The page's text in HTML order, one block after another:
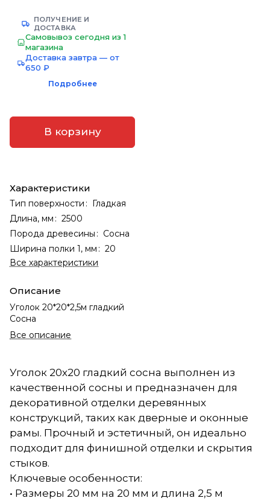
ПОЛУЧЕНИЕ И
ДОСТАВКА
Самовывоз сегодня из 1
магазина
Доставка завтра — от
650 ₽
Подробнее
В корзину
Характеристики
Тип поверхности : Гладкая
Длина, мм : 2500
Порода древесины : Сосна
Ширина полки 1, мм : 20
Все характеристики
Описание
Уголок 20*20*2,5м гладкий
Сосна
Все описание
Уголок 20х20 гладкий сосна выполнен из
качественной сосны и предназначен для
декоративной отделки деревянных
конструкций, таких как дверные и оконные
рамы. Прочный и эстетичный, он идеально
подходит для финишной отделки и скрытия
стыков.
Ключевые особенности:
• Размеры 20 мм на 20 мм и длина 2,5 м